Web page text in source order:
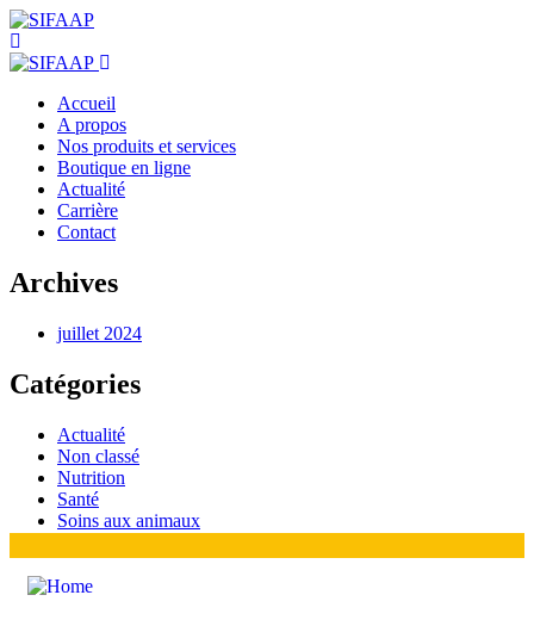
Accueil
A propos
Nos produits et services
Boutique en ligne
Actualité
Carrière
Contact
Archives
juillet 2024
Catégories
Actualité
Non classé
Nutrition
Santé
Soins aux animaux